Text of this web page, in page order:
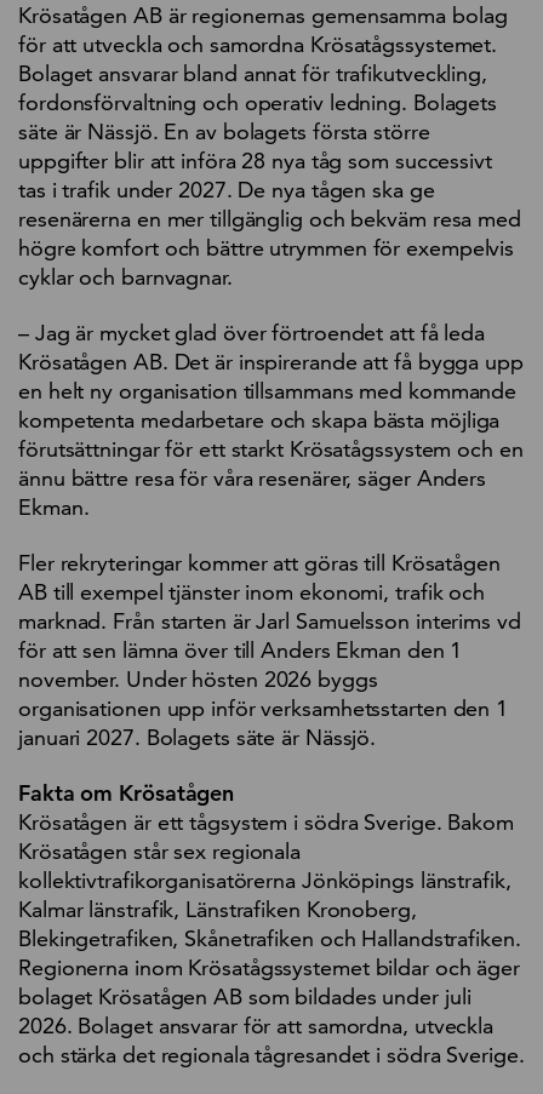
Krösatågen AB är regionernas gemensamma bolag
för att utveckla och samordna Krösatågssystemet.
Bolaget ansvarar bland annat för trafikutveckling,
fordonsförvaltning och operativ ledning. Bolagets
säte är Nässjö. En av bolagets första större
uppgifter blir att införa 28 nya tåg som successivt
tas i trafik under 2027. De nya tågen ska ge
resenärerna en mer tillgänglig och bekväm resa med
högre komfort och bättre utrymmen för exempelvis
cyklar och barnvagnar.
– Jag är mycket glad över förtroendet att få leda
Krösatågen AB. Det är inspirerande att få bygga upp
en helt ny organisation tillsammans med kommande
kompetenta medarbetare och skapa bästa möjliga
förutsättningar för ett starkt Krösatågssystem och en
ännu bättre resa för våra resenärer, säger Anders
Ekman.
Fler rekryteringar kommer att göras till Krösatågen
AB till exempel tjänster inom ekonomi, trafik och
marknad. Från starten är Jarl Samuelsson interims vd
för att sen lämna över till Anders Ekman den 1
november. Under hösten 2026 byggs
organisationen upp inför verksamhetsstarten den 1
januari 2027. Bolagets säte är Nässjö.
Fakta om Krösatågen
Krösatågen är ett tågsystem i södra Sverige. Bakom
Krösatågen står sex regionala
kollektivtrafikorganisatörerna Jönköpings länstrafik,
Kalmar länstrafik, Länstrafiken Kronoberg,
Blekingetrafiken, Skånetrafiken och Hallandstrafiken.
Regionerna inom Krösatågssystemet bildar och äger
bolaget Krösatågen AB som bildades under juli
2026. Bolaget ansvarar för att samordna, utveckla
och stärka det regionala tågresandet i södra Sverige.